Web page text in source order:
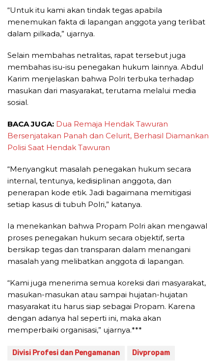
“Untuk itu kami akan tindak tegas apabila
menemukan fakta di lapangan anggota yang terlibat
dalam pilkada,” ujarnya.
Selain membahas netralitas, rapat tersebut juga
membahas isu-isu penegakan hukum lainnya. Abdul
Karim menjelaskan bahwa Polri terbuka terhadap
masukan dari masyarakat, terutama melalui media
sosial.
BACA JUGA: Dua Remaja Hendak Tawuran
Bersenjatakan Panah dan Celurit, Berhasil Diamankan
Polisi Saat Hendak Tawuran
“Menyangkut masalah penegakan hukum secara
internal, tentunya, kedisiplinan anggota, dan
penerapan kode etik. Jadi bagaimana memitigasi
setiap kasus di tubuh Polri,” katanya.
Ia menekankan bahwa Propam Polri akan mengawal
proses penegakan hukum secara objektif, serta
bersikap tegas dan transparan dalam menangani
masalah yang melibatkan anggota di lapangan.
“Kami juga menerima semua koreksi dari masyarakat,
masukan-masukan atau sampai hujatan-hujatan
masyarakat itu harus siap sebagai Propam. Karena
dengan adanya hal seperti ini, maka akan
memperbaiki organisasi,” ujarnya.***
Divisi Profesi dan Pengamanan Divpropam